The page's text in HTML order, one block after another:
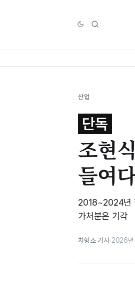
산업
단독
조현
들여
2018~2024년
가처분은 기각
차형조 기자·2026